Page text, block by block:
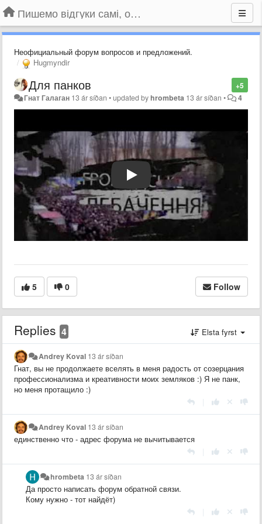
Пишемо відгуки самі, обговорюємо інші ідеї та пропозиції до Громадського Телебачення
Неофициальный форум вопросов и предложений.
Hugmyndir
+5
Для панков
Гнат Галаган 13 ár síðan •updated byhrombeta 13 ár síðan • 4
5 0 Follow
Replies 4 Elsta fyrst
Andrey Koval 13 ár síðan
Гнат, вы не продолжаете вселять в меня радость от созерцания
профессионализма и креативности моих земляков :) Я не панк,
но меня протащило :)
Andrey Koval 13 ár síðan
единственно что - адрес форума не вычитывается
hrombeta 13 ár síðan
Да просто написать форум обратной связи.
Кому нужно - тот найдёт)